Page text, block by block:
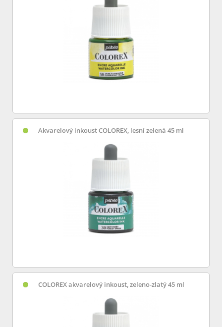
Akvarelový inkoust COLOREX, lesní zelená 45 ml
COLOREX akvarelový inkoust, zeleno-zlatý 45 ml